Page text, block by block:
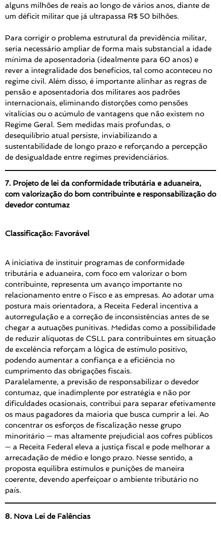
alguns milhões de reais ao longo de vários anos, diante de
um déficit militar que já ultrapassa R$ 50 bilhões.
Para corrigir o problema estrutural da previdência militar,
seria necessário ampliar de forma mais substancial a idade
mínima de aposentadoria (idealmente para 60 anos) e
rever a integralidade dos benefícios, tal como aconteceu no
regime civil. Além disso, é importante alinhar as regras de
pensão e aposentadoria dos militares aos padrões
internacionais, eliminando distorções como pensões
vitalícias ou o acúmulo de vantagens que não existem no
Regime Geral. Sem medidas mais profundas, o
desequilíbrio atual persiste, inviabilizando a
sustentabilidade de longo prazo e reforçando a percepção
de desigualdade entre regimes previdenciários.
7. Projeto de lei da conformidade tributária e aduaneira,
com valorização do bom contribuinte e responsabilização do
devedor contumaz
Classificação: Favorável
A iniciativa de instituir programas de conformidade
tributária e aduaneira, com foco em valorizar o bom
contribuinte, representa um avanço importante no
relacionamento entre o Fisco e as empresas. Ao adotar uma
postura mais orientadora, a Receita Federal incentiva a
autorregulação e a correção de inconsistências antes de se
chegar a autuações punitivas. Medidas como a possibilidade
de reduzir alíquotas de CSLL para contribuintes em situação
de excelência reforçam a lógica de estímulo positivo,
podendo aumentar a confiança e a eficiência no
cumprimento das obrigações fiscais.
Paralelamente, a previsão de responsabilizar o devedor
contumaz, que inadimplente por estratégia e não por
dificuldades ocasionais, contribui para separar efetivamente
os maus pagadores da maioria que busca cumprir a lei. Ao
concentrar os esforços de fiscalização nesse grupo
minoritário — mas altamente prejudicial aos cofres públicos
— a Receita Federal eleva a justiça fiscal e pode melhorar a
arrecadação de médio e longo prazo. Nesse sentido, a
proposta equilibra estímulos e punições de maneira
coerente, devendo aperfeiçoar o ambiente tributário no
país.
8. Nova Lei de Falências